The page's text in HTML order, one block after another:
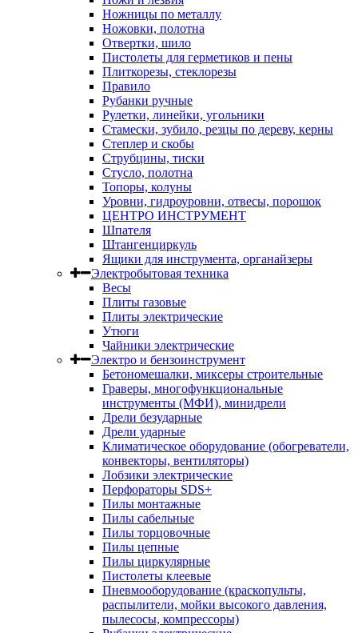
Ножницы по металлу
Ножовки, полотна
Отвертки, шило
Пистолеты для герметиков и пены
Плиткорезы, стеклорезы
Правило
Рубанки ручные
Рулетки, линейки, угольники
Стамески, зубило, резцы по дереву, керны
Степлер и скобы
Струбцины, тиски
Стусло, полотна
Топоры, колуны
Уровни, гидроуровни, отвесы, порошок
ЦЕНТРО ИНСТРУМЕНТ
Шпателя
Штангенциркуль
Ящики для инструмента, органайзеры
Электробытовая техника
Весы
Плиты газовые
Плиты электрические
Утюги
Чайники электрические
Электро и бензоинструмент
Бетономешалки, миксеры строительные
Граверы, многофункциональные
инструменты (МФИ), минидрели
Дрели безударные
Дрели ударные
Климатическое оборудование (обогреватели,
конвекторы, вентиляторы)
Лобзики электрические
Перфораторы SDS+
Пилы монтажные
Пилы сабельные
Пилы торцовочные
Пилы цепные
Пилы циркулярные
Пистолеты клеевые
Пневмооборудование (краскопульты,
распылители, мойки высокого давления,
пылесосы, компрессоры)